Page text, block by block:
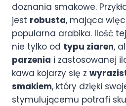
doznania smakowe.
jest robusta, mająca
popularna arabika. Ilość
nie tylko od typu ziaren,
parzenia i zastosowanej
kawa kojarzy się z
smakiem, który dzięki
stymulującemu potrafi